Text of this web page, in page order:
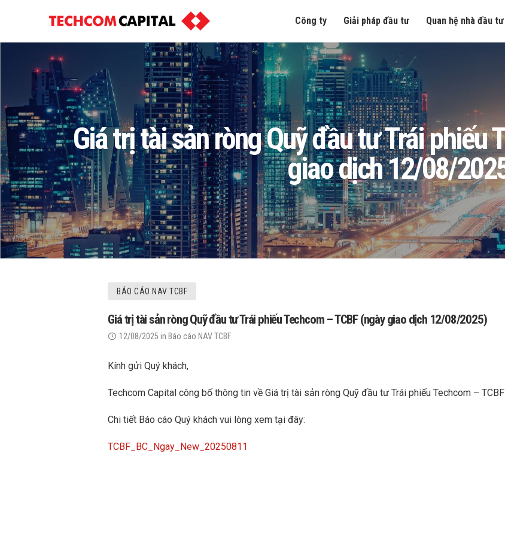
Công ty Giải pháp đầu tư Quan hệ nhà đầu tư
Giá trị tài sản ròng Quỹ đầu tư Trái phiếu
giao dịch 12/08/
BÁO CÁO NAV TCBF
Giá trị tài sản ròng Quỹ đầu tư Trái phiếu Techcom – TCBF (ngày giao dịch 12/08/2025)
12/08/2025 in Báo cáo NAV TCBF
Kính gửi Quý khách,
Techcom Capital công bố thông tin về Giá trị tài sản ròng Quỹ đầu tư Trái phiếu Techcom –
Chi tiết Báo cáo Quý khách vui lòng xem tại đây:
TCBF_BC_Ngay_New_20250811